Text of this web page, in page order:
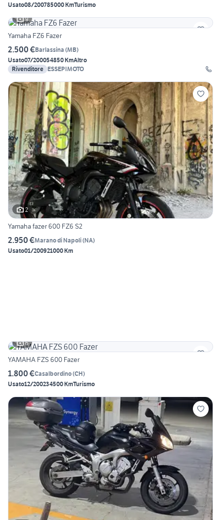
Usato08/200785000 KmTurismo
9
Yamaha FZ6 Fazer
2.500 €Barlassina (MB)
Usato07/200054850 KmAltro
Rivenditore ESSEPIMOTO
2
Yamaha fazer 600 FZ6 S2
2.950 €Marano di Napoli(NA)
Usato01/200921000 Km
6
YAMAHA FZS 600 Fazer
1.800 €Casalbordino(CH)
Usato12/200234500 KmTurismo